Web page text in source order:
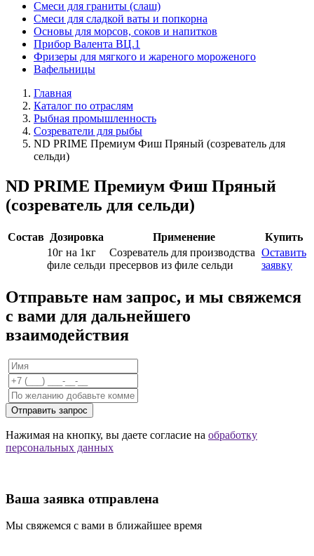
Смеси для граниты (слаш)
Смеси для сладкой ваты и попкорна
Основы для морсов, соков и напитков
Прибор Валента ВЦ.1
Фризеры для мягкого и жареного мороженого
Вафельницы
Главная
Каталог по отраслям
Рыбная промышленность
Созреватели для рыбы
ND PRIME Премиум Фиш Пряный (созреватель для
сельди)
ND PRIME Премиум Фиш Пряный
(созреватель для сельди)
Состав Дозировка Применение
Купить
10г на 1кг
филе сельди
Созреватель для производства
пресервов из филе сельди
Оставить
заявку
Отправьте нам запрос, и мы свяжемся
с вами для дальнейшего
взаимодействия
Отправить запрос
Нажимая на кнопку, вы даете согласие на обработку
персональных данных
Ваша заявка отправлена
Мы свяжемся с вами в ближайшее время